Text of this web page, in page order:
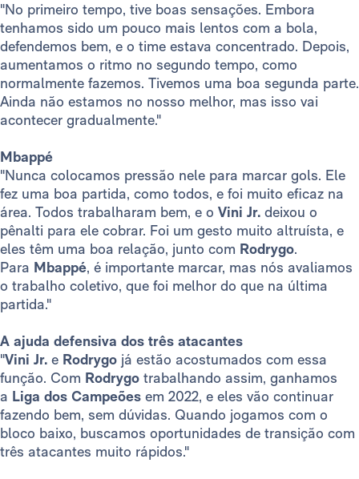
"No primeiro tempo, tive boas sensações. Embora
tenhamos sido um pouco mais lentos com a bola,
defendemos bem, e o time estava concentrado. Depois,
aumentamos o ritmo no segundo tempo, como
normalmente fazemos. Tivemos uma boa segunda parte.
Ainda não estamos no nosso melhor, mas isso vai
acontecer gradualmente."
Mbappé
"Nunca colocamos pressão nele para marcar gols. Ele
fez uma boa partida, como todos, e foi muito eficaz na
área. Todos trabalharam bem, e o Vini Jr. deixou o
pênalti para ele cobrar. Foi um gesto muito altruísta, e
eles têm uma boa relação, junto com Rodrygo.
Para Mbappé, é importante marcar, mas nós avaliamos
o trabalho coletivo, que foi melhor do que na última
partida."
A ajuda defensiva dos três atacantes
"Vini Jr. e Rodrygo já estão acostumados com essa
função. Com Rodrygo trabalhando assim, ganhamos
a Liga dos Campeões em 2022, e eles vão continuar
fazendo bem, sem dúvidas. Quando jogamos com o
bloco baixo, buscamos oportunidades de transição com
três atacantes muito rápidos."